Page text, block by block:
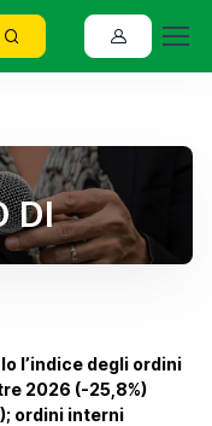
DI
l’indice degli ordini
2026 (-25,8%)
ordini interni